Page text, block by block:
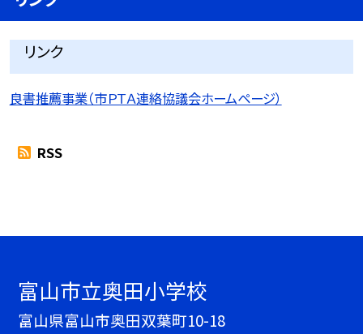
リンク
良書推薦事業（市ＰＴＡ連絡協議会ホームページ）
RSS
富山市立奥田小学校
富山県富山市奥田双葉町10-18